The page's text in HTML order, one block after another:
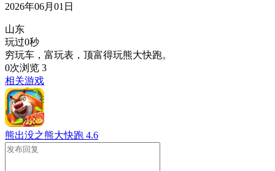
2026年06月01日
山东
玩过0秒
穷玩车，富玩表，顶富得玩熊大快跑。
0次浏览 3
相关游戏
熊出没之熊大快跑 4.6